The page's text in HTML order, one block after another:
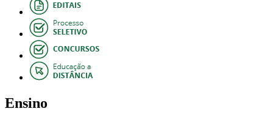
Ensino